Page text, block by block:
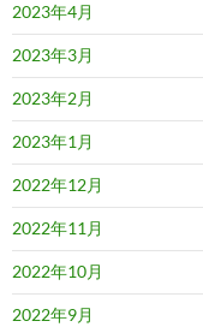
2023年4月
2023年3月
2023年2月
2023年1月
2022年12月
2022年11月
2022年10月
2022年9月